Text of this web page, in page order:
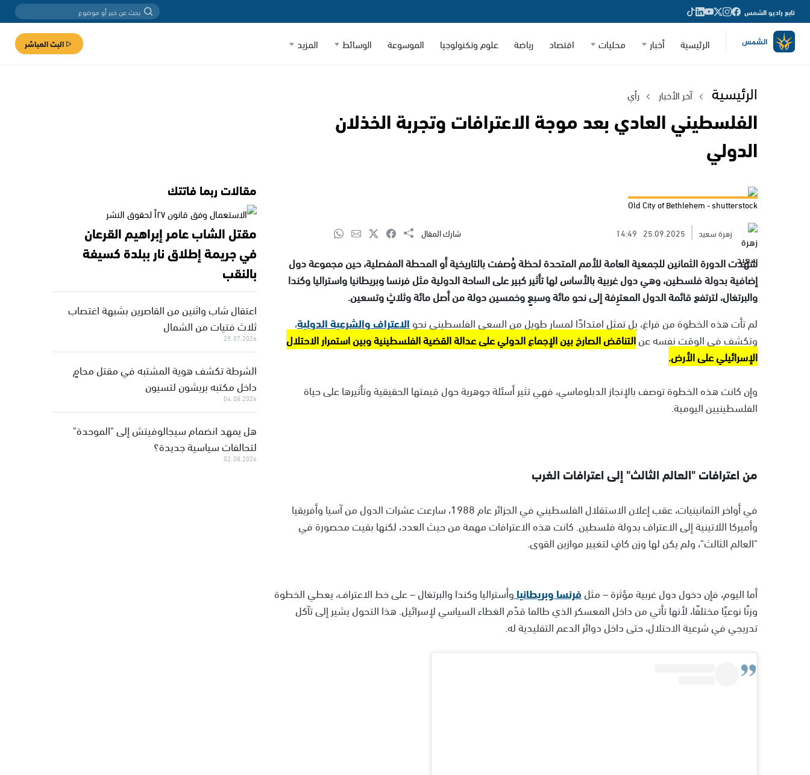
تابع راديو الشمس
الرئيسية أخبار محليات اقتصاد رياضة علوم وتكنولوجيا الموسوعة الوسائط المزيد البث المباشر
الرئيسية آخر الأخبار رأي
الفلسطيني العادي بعد موجة الاعترافات وتجربة الخذلان
الدولي
Old City of Bethlehem - shutterstock
زهرة سعيد
25.09.2025
14:49 شارك المقال
شهدت الدورة الثمانين للجمعية العامة للأمم المتحدة لحظة وُصفت بالتاريخية أو المحطة المفصلية، حين مجموعة دول
إضافية بدولة فلسطين، وهي دول غربية بالأساس لها تأثير كبير على الساحة الدولية مثل فرنسا وبريطانيا واستراليا وكندا
والبرتغال، لترتفع قائمة الدول المعترِفة إلى نحو مائة وسبعٍ وخمسين دولة من أصل مائة وثلاثٍ وتسعين.
لم تأت هذه الخطوة من فراغ، بل تمثل امتدادًا لمسار طويل من السعي الفلسطيني نحوالاعتراف والشرعية الدولية،
وتكشف في الوقت نفسه عنالتناقض الصارخ بين الإجماع الدولي على عدالة القضية الفلسطينية وبين استمرار الاحتلال
الإسرائيلي على الأرض.
وإن كانت هذه الخطوة توصف بالإنجاز الدبلوماسي، فهي تثير أسئلة جوهرية حول قيمتها الحقيقية وتأثيرها على حياة
الفلسطينيين اليومية.
من اعترافات "العالم الثالث" إلى اعترافات الغرب
في أواخر الثمانينيات، عقب إعلان الاستقلال الفلسطيني في الجزائر عام 1988، سارعت عشرات الدول من آسيا وأفريقيا
وأميركا اللاتينية إلى الاعتراف بدولة فلسطين. كانت هذه الاعترافات مهمة من حيث العدد، لكنها بقيت محصورة في
"العالم الثالث"، ولم يكن لها وزن كافٍ لتغيير موازين القوى.
أما اليوم، فإن دخول دول غربية مؤثرة – مثلفرنساوبريطانياوأستراليا وكندا والبرتغال – على خط الاعتراف، يعطي الخطوة
وزنًا نوعيًا مختلفًا، لأنها تأتي من داخل المعسكر الذي طالما قدّم الغطاء السياسي لإسرائيل. هذا التحول يشير إلى تآكل
تدريجي في شرعية الاحتلال، حتى داخل دوائر الدعم التقليدية له.
مقالات ربما فاتتك
مقتل الشاب عامر إبراهيم القرعان
في جريمة إطلاق نار ببلدة كسيفة
بالنقب
اعتقال شاب واثنين من القاصرين بشبهة اغتصاب
ثلاث فتيات من الشمال
29.07.2026
الشرطة تكشف هوية المشتبه في مقتل محامٍ
داخل مكتبه بريشون لتسيون
04.08.2026
هل يمهد انضمام سيجالوفيتش إلى "الموحدة"
لتحالفات سياسية جديدة؟
02.08.2026